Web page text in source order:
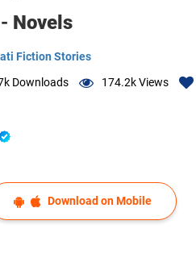
Novels
Fiction Stories
Downloads 174.2kViews
Download on Mobile